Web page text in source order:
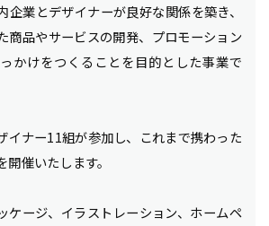
企業とデザイナーが良好な関係を築き、
商品やサービスの開発、プロモーション
かけをつくることを目的とした事業で
イナー11組が参加し、これまで携わった
催いたします。
ケージ、イラストレーション、ホームペ